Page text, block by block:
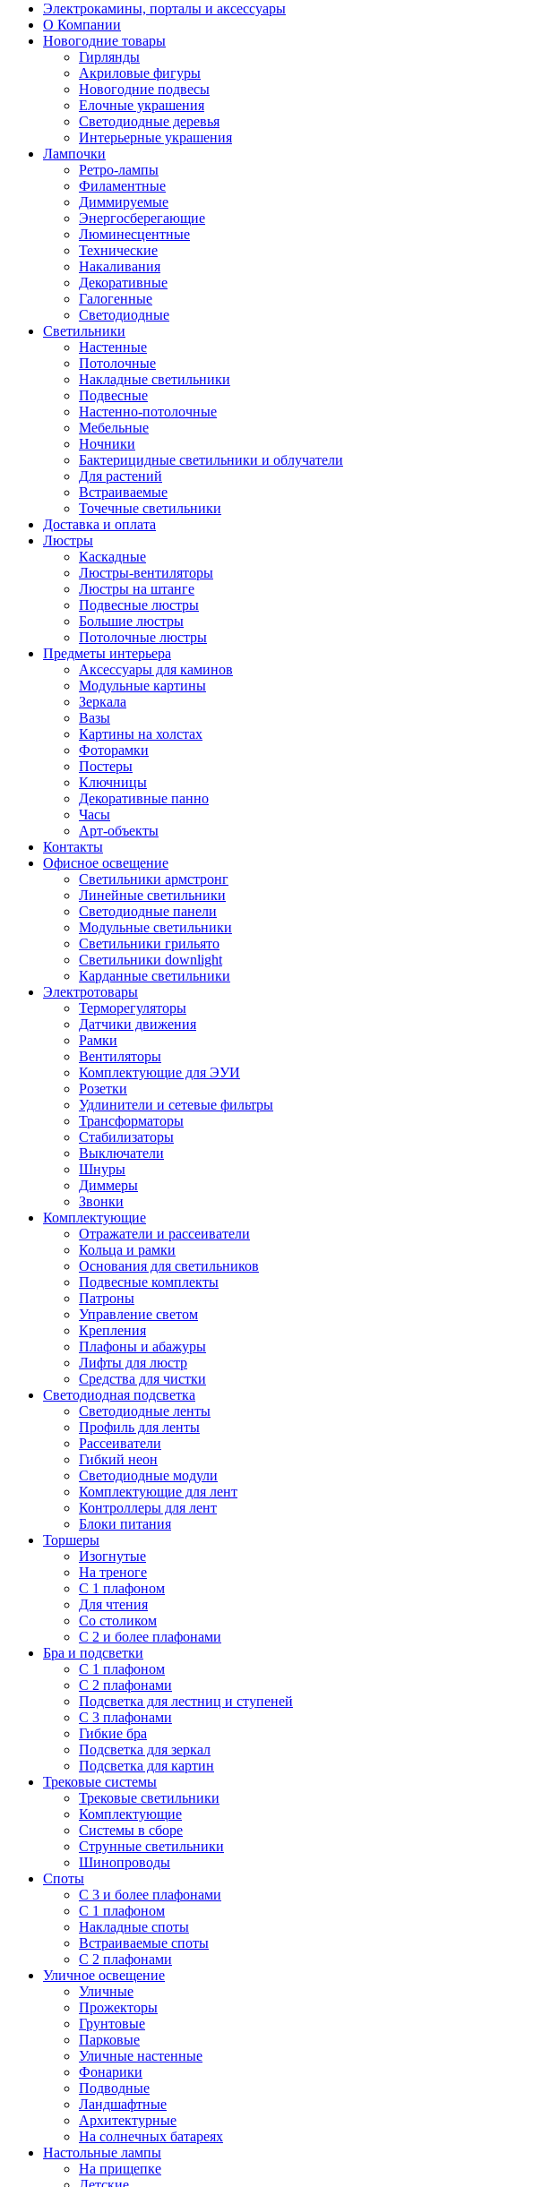
Электрокамины, порталы и аксессуары
О Компании
Новогодние товары
Гирлянды
Акриловые фигуры
Новогодние подвесы
Елочные украшения
Светодиодные деревья
Интерьерные украшения
Лампочки
Ретро-лампы
Филаментные
Диммируемые
Энергосберегающие
Люминесцентные
Технические
Накаливания
Декоративные
Галогенные
Светодиодные
Светильники
Настенные
Потолочные
Накладные светильники
Подвесные
Настенно-потолочные
Мебельные
Ночники
Бактерицидные светильники и облучатели
Для растений
Встраиваемые
Точечные светильники
Доставка и оплата
Люстры
Каскадные
Люстры-вентиляторы
Люстры на штанге
Подвесные люстры
Большие люстры
Потолочные люстры
Предметы интерьера
Аксессуары для каминов
Модульные картины
Зеркала
Вазы
Картины на холстах
Фоторамки
Постеры
Ключницы
Декоративные панно
Часы
Арт-объекты
Контакты
Офисное освещение
Светильники армстронг
Линейные светильники
Светодиодные панели
Модульные светильники
Светильники грильято
Светильники downlight
Карданные светильники
Электротовары
Терморегуляторы
Датчики движения
Рамки
Вентиляторы
Комплектующие для ЭУИ
Розетки
Удлинители и сетевые фильтры
Трансформаторы
Стабилизаторы
Выключатели
Шнуры
Диммеры
Звонки
Комплектующие
Отражатели и рассеиватели
Кольца и рамки
Основания для светильников
Подвесные комплекты
Патроны
Управление светом
Крепления
Плафоны и абажуры
Лифты для люстр
Средства для чистки
Светодиодная подсветка
Светодиодные ленты
Профиль для ленты
Рассеиватели
Гибкий неон
Светодиодные модули
Комплектующие для лент
Контроллеры для лент
Блоки питания
Торшеры
Изогнутые
На треноге
С 1 плафоном
Для чтения
Со столиком
С 2 и более плафонами
Бра и подсветки
С 1 плафоном
С 2 плафонами
Подсветка для лестниц и ступеней
С 3 плафонами
Гибкие бра
Подсветка для зеркал
Подсветка для картин
Трековые системы
Трековые светильники
Комплектующие
Системы в сборе
Струнные светильники
Шинопроводы
Споты
С 3 и более плафонами
С 1 плафоном
Накладные споты
Встраиваемые споты
С 2 плафонами
Уличное освещение
Уличные
Прожекторы
Грунтовые
Парковые
Уличные настенные
Фонарики
Подводные
Ландшафтные
Архитектурные
На солнечных батареях
Настольные лампы
На прищепке